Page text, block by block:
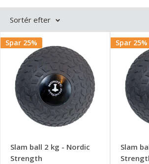
Sortér efter
Spar 25%
Slam ball 2 kg - Nordic
Strength
Spar 25%
Slam